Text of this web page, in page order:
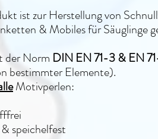
ist zur Herstellung von
& Mobiles für Säuglinge
der Norm DIN EN 71-3 & EN
bestimmter Elemente).
Motivperlen:
speichelfest